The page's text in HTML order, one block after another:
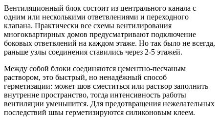
Вентиляционный блок состоит из центрального канала с
одним или несколькими ответвлениями и переходного
клапана. Практически все схемы вентилирования
многоквартирных домов предусматривают подключение
боковых ответвлений на каждом этаже. Но так было не всегда,
раньше узлы соединения ставились через 2-5 этажей.
Между собой блоки соединяются цементно-песчаным
раствором, это быстрый, но ненадёжный способ
герметизации: может шов сместиться или раствор заполнить
внутренне пространство, тогда интенсивность работы
вентиляции уменьшится. Для предотвращения нежелательных
последствий швы герметизируются силиконовым клеем.